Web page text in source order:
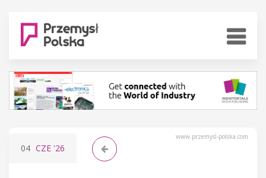
www.przemysl-polska.com
04 CZE '26